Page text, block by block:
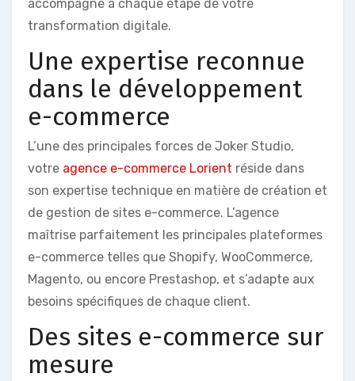
accompagne à chaque étape de votre
transformation digitale.
Une expertise reconnue
dans le développement
e-commerce
L’une des principales forces de Joker Studio,
votre agence e-commerce Lorient réside dans
son expertise technique en matière de création et
de gestion de sites e-commerce. L’agence
maîtrise parfaitement les principales plateformes
e-commerce telles que Shopify, WooCommerce,
Magento, ou encore Prestashop, et s’adapte aux
besoins spécifiques de chaque client.
Des sites e-commerce sur
mesure